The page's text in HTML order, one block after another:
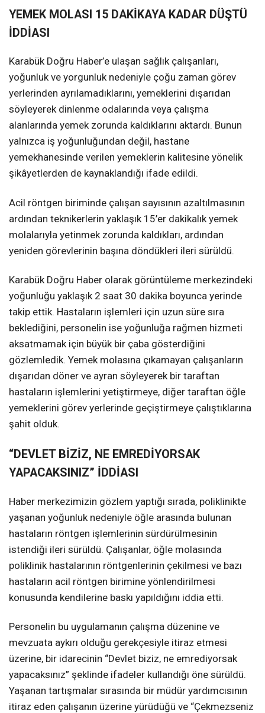
YEMEK MOLASI 15 DAKİKAYA KADAR DÜŞTÜ
İDDİASI
Karabük Doğru Haber’e ulaşan sağlık çalışanları,
yoğunluk ve yorgunluk nedeniyle çoğu zaman görev
yerlerinden ayrılamadıklarını, yemeklerini dışarıdan
söyleyerek dinlenme odalarında veya çalışma
alanlarında yemek zorunda kaldıklarını aktardı. Bunun
yalnızca iş yoğunluğundan değil, hastane
yemekhanesinde verilen yemeklerin kalitesine yönelik
şikâyetlerden de kaynaklandığı ifade edildi.
Acil röntgen biriminde çalışan sayısının azaltılmasının
ardından teknikerlerin yaklaşık 15’er dakikalık yemek
molalarıyla yetinmek zorunda kaldıkları, ardından
yeniden görevlerinin başına döndükleri ileri sürüldü.
Karabük Doğru Haber olarak görüntüleme merkezindeki
yoğunluğu yaklaşık 2 saat 30 dakika boyunca yerinde
takip ettik. Hastaların işlemleri için uzun süre sıra
beklediğini, personelin ise yoğunluğa rağmen hizmeti
aksatmamak için büyük bir çaba gösterdiğini
gözlemledik. Yemek molasına çıkamayan çalışanların
dışarıdan döner ve ayran söyleyerek bir taraftan
hastaların işlemlerini yetiştirmeye, diğer taraftan öğle
yemeklerini görev yerlerinde geçiştirmeye çalıştıklarına
şahit olduk.
“DEVLET BİZİZ, NE EMREDİYORSAK
YAPACAKSINIZ” İDDİASI
Haber merkezimizin gözlem yaptığı sırada, poliklinikte
yaşanan yoğunluk nedeniyle öğle arasında bulunan
hastaların röntgen işlemlerinin sürdürülmesinin
istendiği ileri sürüldü. Çalışanlar, öğle molasında
poliklinik hastalarının röntgenlerinin çekilmesi ve bazı
hastaların acil röntgen birimine yönlendirilmesi
konusunda kendilerine baskı yapıldığını iddia etti.
Personelin bu uygulamanın çalışma düzenine ve
mevzuata aykırı olduğu gerekçesiyle itiraz etmesi
üzerine, bir idarecinin “Devlet biziz, ne emrediyorsak
yapacaksınız” şeklinde ifadeler kullandığı öne sürüldü.
Yaşanan tartışmalar sırasında bir müdür yardımcısının
itiraz eden çalışanın üzerine yürüdüğü ve “Çekmezseniz